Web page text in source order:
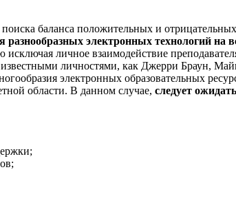
баланса положительных и
разнообразных электронных технологий на
личное взаимодействие
личностями, как Джерри Браун,
электронных образовательных
области. В данном случае, следует